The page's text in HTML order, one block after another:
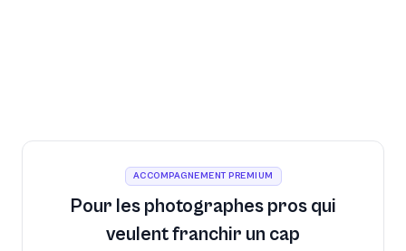
ACCOMPAGNEMENT PREMIUM
Pour les photographes pros qui
veulent franchir un cap